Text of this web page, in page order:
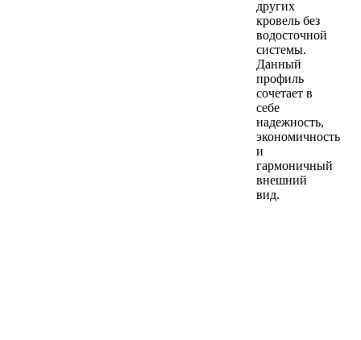
других
кровель без
водосточной
системы.
Данный
профиль
сочетает в
себе
надежность,
экономичность
и
гармоничный
внешний
вид.